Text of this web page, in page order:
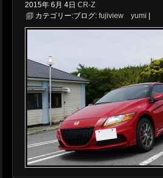
2015年 6月 4日 CR-Z
ブログ: fujiview yumi
カテゴリー: